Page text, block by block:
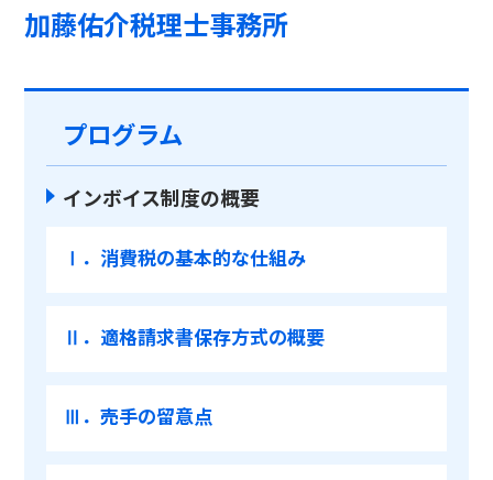
加藤佑介税理士事務所
プログラム
インボイス制度の概要
Ⅰ．消費税の基本的な仕組み
Ⅱ．適格請求書保存方式の概要
Ⅲ．売手の留意点